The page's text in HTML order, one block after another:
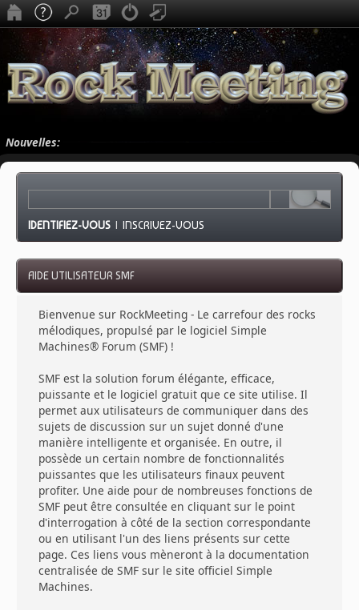
Nouvelles:
IDENTIFIEZ-VOUS |INSCRIVEZ-VOUS
AIDE UTILISATEUR SMF
Bienvenue sur RockMeeting - Le carrefour des rocks
mélodiques, propulsé par le logiciel Simple
Machines® Forum (SMF) !
SMF est la solution forum élégante, efficace,
puissante et le logiciel gratuit que ce site utilise. Il
permet aux utilisateurs de communiquer dans des
sujets de discussion sur un sujet donné d'une
manière intelligente et organisée. En outre, il
possède un certain nombre de fonctionnalités
puissantes que les utilisateurs finaux peuvent
profiter. Une aide pour de nombreuses fonctions de
SMF peut être consultée en cliquant sur le point
d'interrogation à côté de la section correspondante
ou en utilisant l'un des liens présents sur cette
page. Ces liens vous mèneront à la documentation
centralisée de SMF sur le site officiel Simple
Machines.